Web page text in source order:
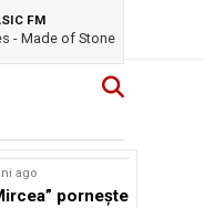
FM
- Made of Stone
ago
pornește